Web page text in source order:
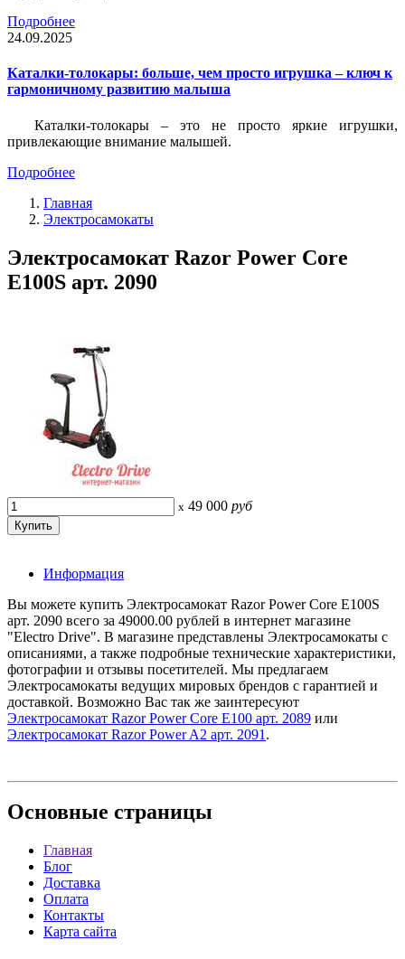
Подробнее
24.09.2025
Каталки-толокары: больше, чем просто игрушка – ключ к
гармоничному развитию малыша
Каталки-толокары – это не просто яркие игрушки,
привлекающие внимание малышей.
Подробнее
Главная
Электросамокаты
Электросамокат Razor Power Core
E100S арт. 2090
x 49 000 руб
Информация
Вы можете купить Электросамокат Razor Power Core E100S
арт. 2090 всего за 49000.00 рублей в интернет магазине
"Electro Drive". В магазине представлены Электросамокаты с
описаниями, а также подробные технические характеристики,
фотографии и отзывы посетителей. Мы предлагаем
Электросамокаты ведущих мировых брендов с гарантией и
доставкой. Возможно Вас так же заинтересуют
Электросамокат Razor Power Core E100 арт. 2089 или
Электросамокат Razor Power A2 арт. 2091 .
Основные страницы
Главная
Блог
Доставка
Оплата
Контакты
Карта сайта